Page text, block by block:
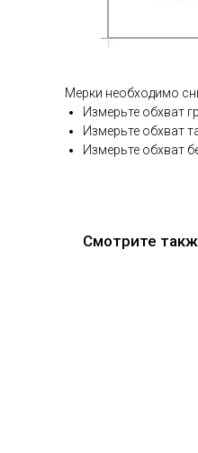
Мерки необходимо
Измерьте обхват
Измерьте обхват
Измерьте обхват
Смотрите